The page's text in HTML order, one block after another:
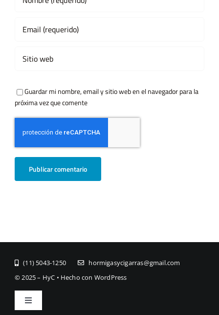
Guardar mi nombre, email y sitio web en el navegador para la
próxima vez que comente
(11) ­5043-1250
hormigasycigarras@gmail.com
© 2025 – HyC • Hecho con WordPress
Toggle